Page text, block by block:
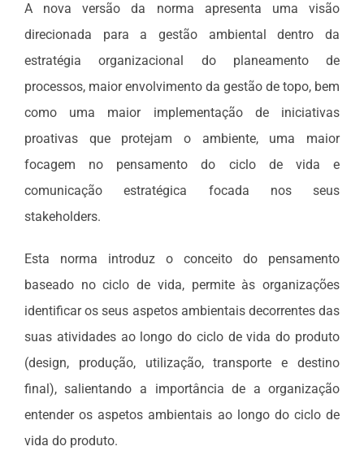
A nova versão da norma apresenta uma visão
direcionada para a gestão ambiental dentro da
estratégia organizacional do planeamento de
processos, maior envolvimento da gestão de topo, bem
como uma maior implementação de iniciativas
proativas que protejam o ambiente, uma maior
focagem no pensamento do ciclo de vida e
comunicação estratégica focada nos seus
stakeholders.
Esta norma introduz o conceito do pensamento
baseado no ciclo de vida, permite às organizações
identificar os seus aspetos ambientais decorrentes das
suas atividades ao longo do ciclo de vida do produto
(design, produção, utilização, transporte e destino
final), salientando a importância de a organização
entender os aspetos ambientais ao longo do ciclo de
vida do produto.